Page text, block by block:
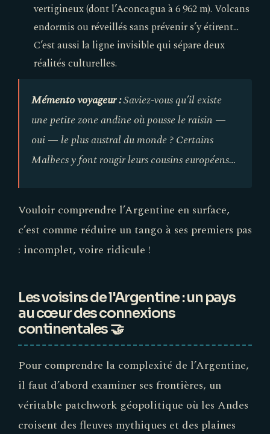
vertigineux (dont l’Aconcagua à 6 962 m). Volcans
endormis ou réveillés sans prévenir s’y étirent...
C’est aussi la ligne invisible qui sépare deux
réalités culturelles.
Mémento voyageur :Saviez-vous qu’il existe
une petite zone andine où pousse le raisin —
oui — le plus austral du monde ? Certains
Malbecs y font rougir leurs cousins européens…
Vouloir comprendre l’Argentine en surface,
c’est comme réduire un tango à ses premiers pas
: incomplet, voire ridicule !
Les voisins de l'Argentine : un pays
au cœur des connexions
continentales 🤝
Pour comprendre la complexité de l’Argentine,
il faut d’abord examiner ses frontières, un
véritable patchwork géopolitique où les Andes
croisent des fleuves mythiques et des plaines